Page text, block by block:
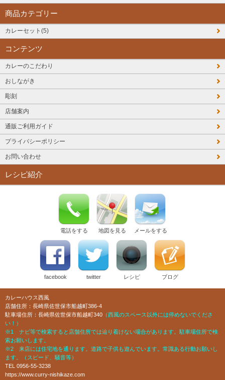
商品カテゴリー
カレーセット(5)
コンテンツ
カレーのこだわり
おしながき
彫刻
店舗案内
通販ご利用ガイド
プライバシーポリシー
お問い合わせ
レシピ紹介
電話をする 地図を見る メールをする
facebook twitter レシピ ブログ
カレーハウス西風
店舗住所：長崎県佐世保市船越町386-4
駐車場住所：長崎県佐世保市船越町340 （西風のスペース以外には停めないでくださ
い！）
※1 ナビ等で検索すると店舗住所では辿り着けない場合があります。駐車場住所で検
索お願いします。
※2 来店には住宅地を通ります。道路で子供も遊んでいます。常識ある行動お願いし
ます。（スピード、騒音等）
TEL 0956-55-3238
https://www.curry-nishikaze.com